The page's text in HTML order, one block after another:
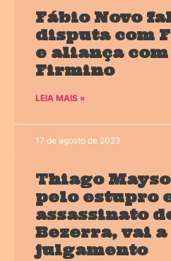
Fábio Novo
disputa com
e aliança
Firmino
LEIA MAIS »
17 de agosto de 2023
Thiago
pelo estupro
assassinato
Bezerra, vai a
julgamento